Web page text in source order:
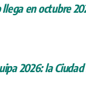
en octubre
2026: la